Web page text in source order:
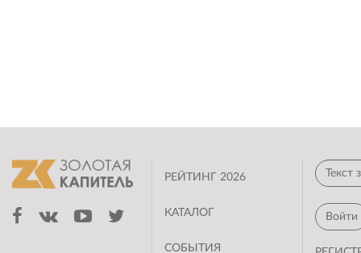
РЕЙТИНГ 2026
КАТАЛОГ
СОБЫТИЯ
Войти